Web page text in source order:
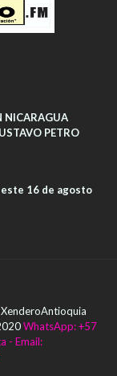
NICARAGUA
PETRO
16 de agosto
WhatsApp: +57
- Email: